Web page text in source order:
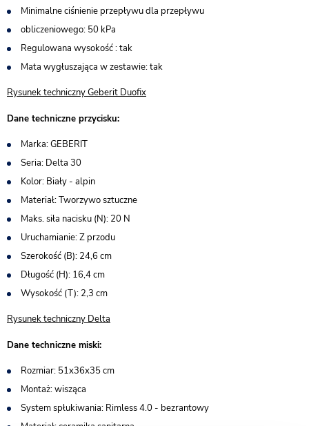
Minimalne ciśnienie przepływu dla przepływu
obliczeniowego: 50 kPa
Regulowana wysokość : tak
Mata wygłuszająca w zestawie: tak
Rysunek techniczny Geberit Duofix
Dane techniczne przycisku:
Marka: GEBERIT
Seria: Delta 30
Kolor: Biały - alpin
Materiał: Tworzywo sztuczne
Maks. siła nacisku (N): 20 N
Uruchamianie: Z przodu
Szerokość (B): 24,6 cm
Długość (H): 16,4 cm
Wysokość (T): 2,3 cm
Rysunek techniczny Delta
Dane techniczne miski:
Rozmiar: 51x36x35 cm
Montaż: wisząca
System spłukiwania: Rimless 4.0 - bezrantowy